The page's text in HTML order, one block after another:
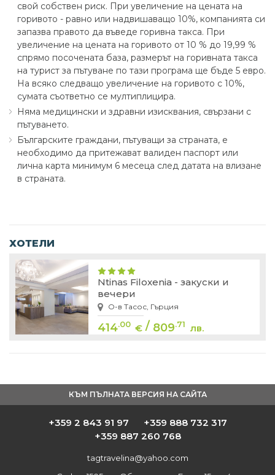
свой собствен риск. При увеличение на цената на
горивото - равно или надвишаващо 10%, компанията си
запазва правото да въведе горивна такса. При
увеличение на цената на горивото от 10 % до 19,99 %
спрямо посочената база, размерът на горивната такса
на турист за пътуване по тази програма ще бъде 5 евро.
На всяко следващо увеличение на горивото с 10%,
сумата съответно се мултиплицира.
Няма медицински и здравни изисквания, свързани с
пътуването.
Българските граждани, пътуващи за страната, е
необходимо да притежават валиден паспорт или
лична карта минимум 6 месеца след датата на влизане
в страната.
ХОТЕЛИ
Ntinas Filoxenia - закуски и
вечери
О-в Тасос, Гърция
414.00 € / 809.71 лв.
КЪМ ПЪЛНАТА ВЕРСИЯ НА САЙТА
+359 2 843 91 97
+359 888 732 317
+359 887 260 768
tagtravelina@yahoo.com